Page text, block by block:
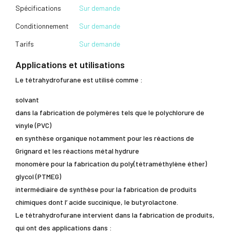
Spécifications Sur demande
Conditionnement Sur demande
Tarifs Sur demande
Applications et utilisations
Le tétrahydrofurane est utilisé comme :
solvant
dans la fabrication de polymères tels que le polychlorure de
vinyle (PVC)
en synthèse organique notamment pour les réactions de
Grignard et les réactions métal hydrure
monomère pour la fabrication du poly(tétraméthylène éther)
glycol (PTMEG)
intermédiaire de synthèse pour la fabrication de produits
chimiques dont l’ acide succinique, le butyrolactone.
Le tétrahydrofurane intervient dans la fabrication de produits,
qui ont des applications dans :